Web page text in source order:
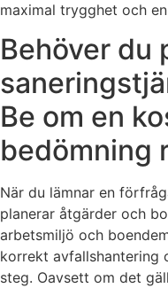
maximal trygghet och
Behöver du
Be om en
bedömning
När du lämnar en
planerar åtgärder och
arbetsmiljö och
korrekt avfallshantering
steg. Oavsett om det